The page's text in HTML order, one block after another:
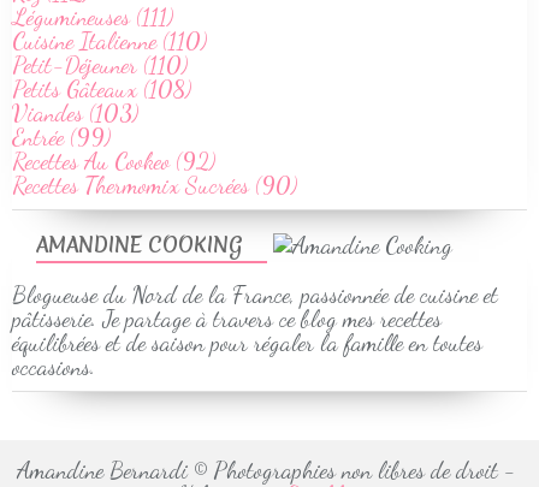
AMANDINE COOKING
Blogueuse du Nord de la France, passionnée de cuisine et
pâtisserie. Je partage à travers ce blog mes recettes
équilibrées et de saison pour régaler la famille en toutes
occasions.
Légumineuses (111)
Cuisine Italienne (110)
Petit-Déjeuner (110)
Petits Gâteaux (108)
Viandes (103)
Entrée (99)
Recettes Au Cookeo (92)
Recettes Thermomix Sucrées (90)
Amandine Bernardi © Photographies non libres de droit -